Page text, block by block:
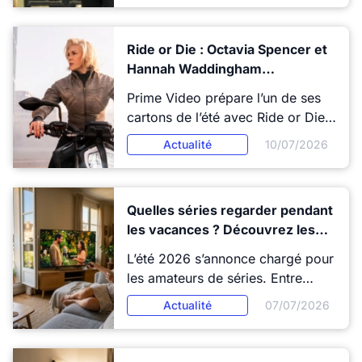
série dérivée qui prend la suite
transformer Prime Video en
destination action jusqu'à la mi-
septembre.
Ride or Die : Octavia Spencer et
Hannah Waddingham
embarquent Prime Video dans
une cavale explosive à travers
l’Europe
Prime Video prépare l’un de ses
cartons de l’été avec Ride or Die,
une série d’action et de comédie
portée par Octavia Spencer et
Hannah Waddingham. Prévue
fiction promet un cocktail très
efficace entre amitié, secrets
inavouables, poursuites et humour
nerveux.
Actualité 10/07/2026
Quelles séries regarder pendant
les vacances ? Découvrez les
7 sorties événements de l’été
2026
L’été 2026 s’annonce chargé pour
les amateurs de séries. Entre
nouvelles saisons, spin-offs,
adaptations et créations
originales, les plateformes
Actualité 07/07/2026